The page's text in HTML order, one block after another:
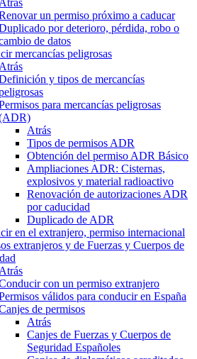
Atrás
un permiso próximo a caducar
por deterioro, pérdida, robo o
de datos
mercancías peligrosas
Atrás
y tipos de mercancías
para mercancías peligrosas
Atrás
Tipos de permisos ADR
Obtención del permiso ADR Básico
Ampliaciones ADR: Cisternas,
explosivos y material radioactivo
Renovación de autorizaciones ADR
por caducidad
Duplicado de ADR
en el extranjero, permiso internacional
extranjeros y de Fuerzas y Cuerpos de
Atrás
con un permiso extranjero
válidos para conducir en España
de permisos
Atrás
Canjes de Fuerzas y Cuerpos de
Seguridad Españoles